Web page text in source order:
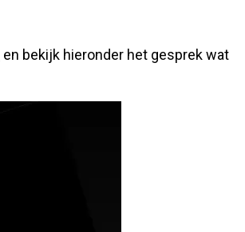
en bekijk hieronder het gesprek wat